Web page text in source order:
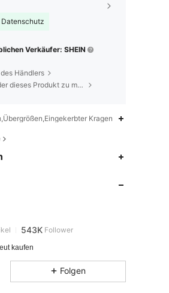
Datenschutz
Verkäufer: SHEIN
Händlers
Um diesen Verkäufer und/oder dieses Produkt zu melden
Kragen
543K Follower
543K
kaufen
Folgen